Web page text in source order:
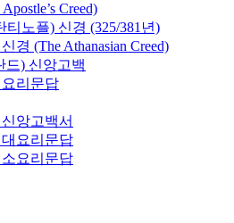
Creed)
티노플) 신경 (325/381년)
경 (The Athanasian Creed)
드) 신앙고백
리문답
앙고백서
요리문답
요리문답